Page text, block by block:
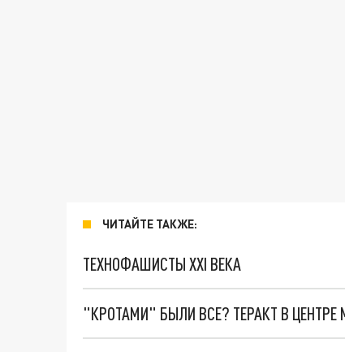
ЧИТАЙТЕ ТАКЖЕ:
ТЕХНОФАШИСТЫ XXI ВЕКА
"КРОТАМИ" БЫЛИ ВСЕ? ТЕРАКТ В